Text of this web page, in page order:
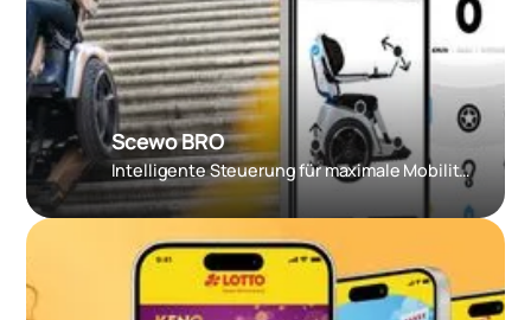
Scewo BRO
Intelligente Steuerung für maximale Mobilität